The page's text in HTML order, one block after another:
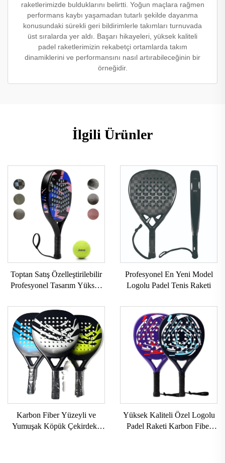
raketlerimizde bulduklarını belirtti. Yoğun maçlara rağmen
performans kaybı yaşamadan tutarlı şekilde dayanma
konusundaki sürekli geri bildirimlerle takımları turnuvada
üst sıralarda yer aldı. Başarı hikayeleri, yüksek kaliteli
padel raketlerimizin rekabetçi ortamlarda takım
dinamiklerini ve performansını nasıl artırabileceğinin bir
örneğidir.
İlgili Ürünler
Toptan Satış Özelleştirilebilir
Profesyonel Tasarım Yüksek
Hizmetleri İsteğe Göre
Üretilen Padel Raketleri
Profesyonel En Yeni Model
Logolu Padel Tenis Raketi
Karbon Fiber Yüzeyli ve
Yumuşak Köpük Çekirdekli
Yüksek Kaliteli Özel Logolu
Padel Raketi Karbon Fiber